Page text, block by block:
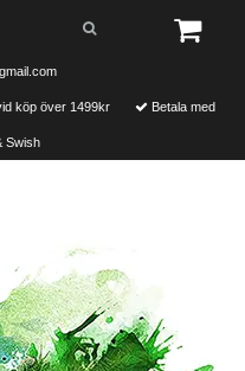
köp över 1499kr Betala med
Swish